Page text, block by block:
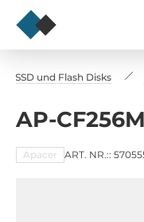
SSD und Flash Disks
AP-
Apacer ART. NR.::